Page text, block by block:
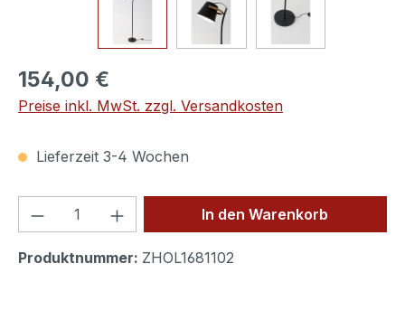
154,00 €
Preise inkl. MwSt. zzgl. Versandkosten
Lieferzeit 3-4 Wochen
Produkt Anzahl: Gib denIn den Warenkorb
Produktnummer: ZHOL1681102